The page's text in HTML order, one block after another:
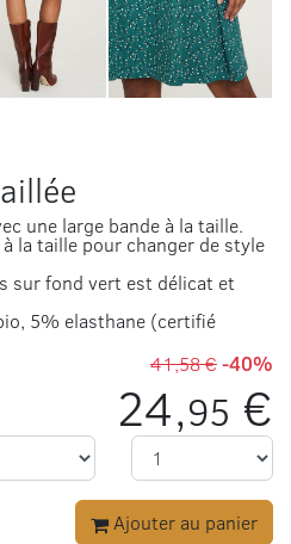
une large bande à la taille.
la taille pour changer de style
sur fond vert est délicat et
5% elasthane (certifié
41,58 €-40%
24,95 €
Ajouter au panier